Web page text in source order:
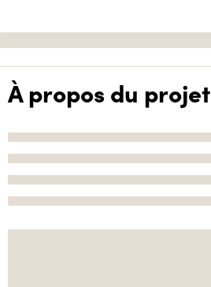
À propos du projet